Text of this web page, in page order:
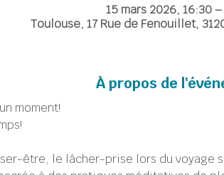
15 mars 2026, 16:30
Toulouse, 17 Rue de Fenouillet,
À propos de
moment!
être, le lâcher-prise lors du voyage